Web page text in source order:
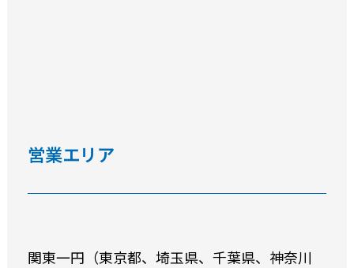
営業エリア
関東一円（東京都、埼玉県、千葉県、神奈川